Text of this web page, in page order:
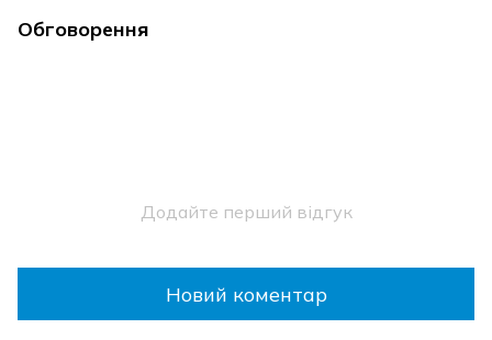
Обговорення
Додайте перший відгук
Новий коментар